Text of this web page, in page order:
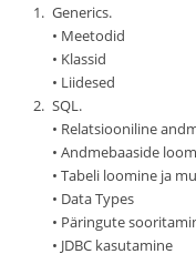
Generics.
• Meetodid
• Klassid
• Liidesed
SQL.
• Relatsiooniline
• Andmebaaside
• Tabeli loomine ja
• Data Types
• Päringute
• JDBC kasutamine